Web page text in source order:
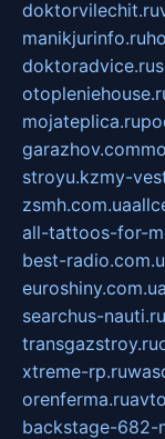
doktorvilechit.ru
manikjurinfo.ru
doktoradvice.ru
mojateplica.ru
garazhov.com
stroyu.kzmy-
zsmh.com.ua
all-tattoos-for-
best-
euroshiny.com.ua
searchus-nauti.ru
transgazstroy.ru
xtreme-rp.ru
orenferma.ru
backstage-682-